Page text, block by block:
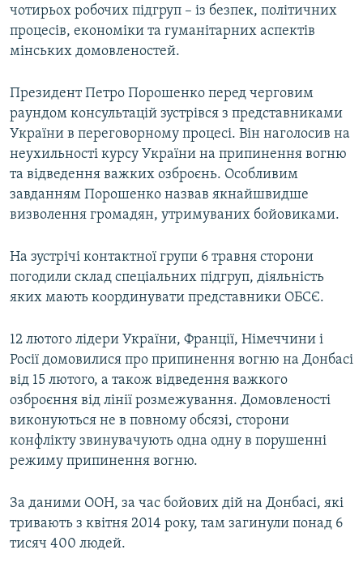
чотирьох робочих підгруп – із безпек, політичних
процесів, економіки та гуманітарних аспектів
мінських домовленостей.
Президент Петро Порошенко перед черговим
раундом консультацій зустрівся з представниками
України в переговорному процесі. Він наголосив на
неухильності курсу України на припинення вогню
та відведення важких озброєнь. Особливим
завданням Порошенко назвав якнайшвидше
визволення громадян, утримуваних бойовиками.
На зустрічі контактної групи 6 травня сторони
погодили склад спеціальних підгруп, діяльність
яких мають координувати представники ОБСЄ.
12 лютого лідери України, Франції, Німеччини і
Росії домовилися про припинення вогню на Донбасі
від 15 лютого, а також відведення важкого
озброєння від лінії розмежування. Домовленості
виконуються не в повному обсязі, сторони
конфлікту звинувачують одна одну в порушенні
режиму припинення вогню.
За даними ООН, за час бойових дій на Донбасі, які
тривають з квітня 2014 року, там загинули понад 6
тисяч 400 людей.